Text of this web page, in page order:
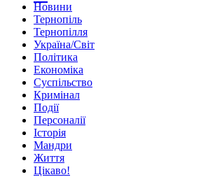
Новини
Тернопіль
Тернопілля
Україна/Світ
Політика
Економіка
Суспільство
Кримінал
Події
Персоналії
Історія
Мандри
Життя
Цікаво!